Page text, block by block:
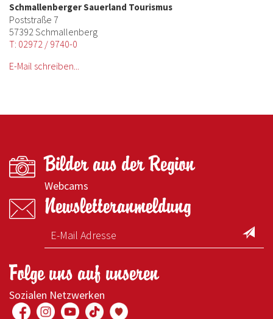
Schmallenberger Sauerland Tourismus
Poststraße 7
57392 Schmallenberg
T: 02972 / 9740-0
E-Mail schreiben...
Bilder aus der Region
Webcams
Newsletteranmeldung
Folge uns auf unseren
Sozialen Netzwerken